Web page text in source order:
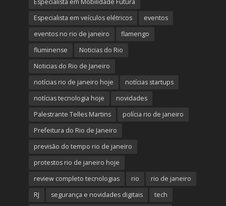
Especialista em Mobilidade Futura
Especialista em veículos elétricos
eventos
eventos no rio de janeiro
flamengo
fluminense
Noticias do Rio
Noticias do Rio de Janeiro
notícias rio de janeiro hoje
notícias startups
notícias tecnologia hoje
novidades
Palestrante Telles Martins
polícia rio de janeiro
Prefeitura do Rio de Janeiro
previsão do tempo rio de janeiro
protestos rio de janeiro hoje
review completo tecnologias
rio
rio de janeiro
RJ
segurança e novidades digitais
tech